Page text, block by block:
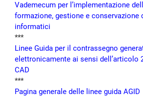
Vademecum per l’implementazione
formazione, gestione e conservazione
informatici
***
Linee Guida per il contrassegno
elettronicamente ai sensi dell’articolo
CAD
***
Pagina generale delle linee guida AGID